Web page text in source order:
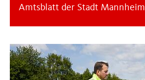
Amtsblatt der Stadt Mannheim